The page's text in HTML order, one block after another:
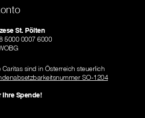
St. Pölten
5000 0007 6000
sind in Österreich steuerlich
SO-1204
Ihre Spende!